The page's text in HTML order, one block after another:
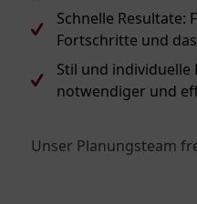
Schnelle Resultate:
Fortschritte und
Stil und individuelle
notwendiger und
Unser Planungsteam